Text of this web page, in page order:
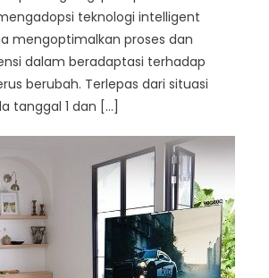
teknologi intelligent
mengoptimalkan proses dan
dalam beradaptasi terhadap
berubah. Terlepas dari situasi
tanggal 1 dan […]